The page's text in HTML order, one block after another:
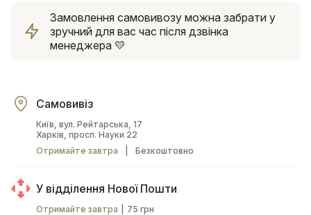
Замовлення самовивозу можна забрати у
зручний для вас час після дзвінка
менеджера 💛
Самовивіз
Київ, вул. Рейтарська, 17
Харків, просп. Науки 22
Отримайте завтра
Безкоштовно
У відділення Нової Пошти
Отримайте завтра 75 грн